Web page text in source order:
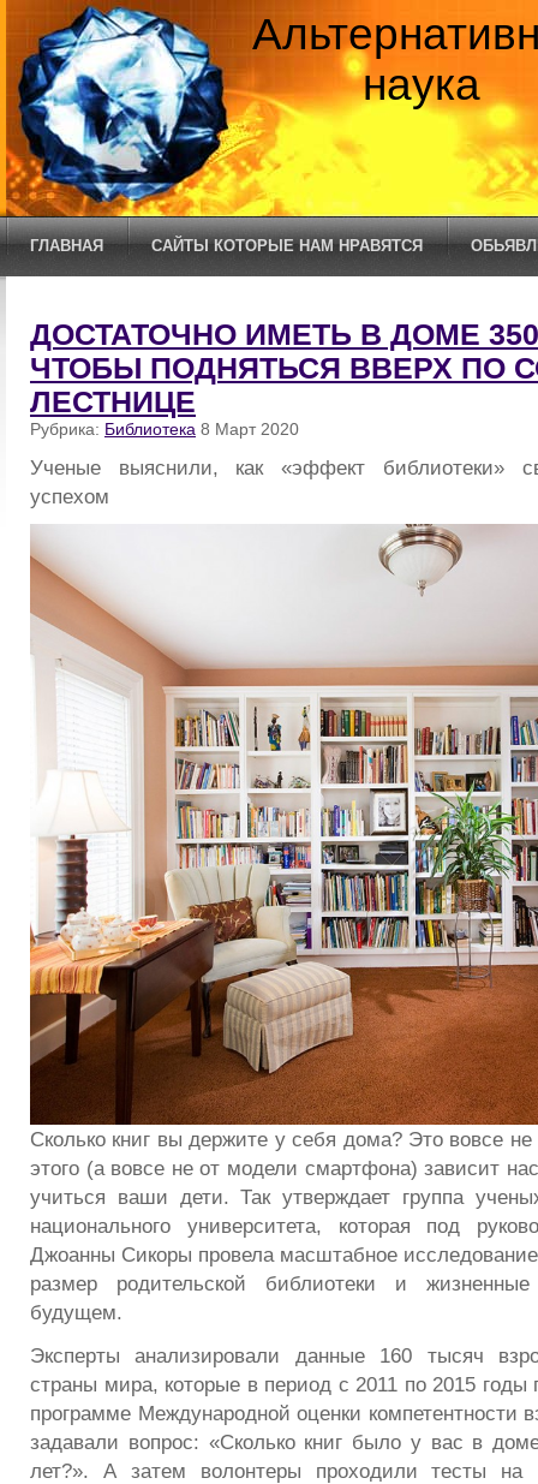
наука
ГЛАВНАЯ САЙТЫ КОТОРЫЕ НАМ НРАВЯТСЯ
ДОСТАТОЧНО ИМЕТЬ В ДОМЕ
ЧТОБЫ ПОДНЯТЬСЯ ВВЕРХ ПО
ЛЕСТНИЦЕ
Рубрика: Библиотека 8 Март 2020
Ученые выяснили, как «эффект библиотеки»
успехом
Сколько книг вы держите у себя дома? Это вовсе
этого (а вовсе не от модели смартфона) зависит
учиться ваши дети. Так утверждает группа
национального университета, которая под
Джоанны Сикоры провела масштабное
размер родительской библиотеки и
будущем.
Эксперты анализировали данные 160 тысяч
страны мира, которые в период с 2011 по 2015 годы
программе Международной оценки компетентности
задавали вопрос: «Сколько книг было у вас в
лет?». А затем волонтеры проходили тесты на